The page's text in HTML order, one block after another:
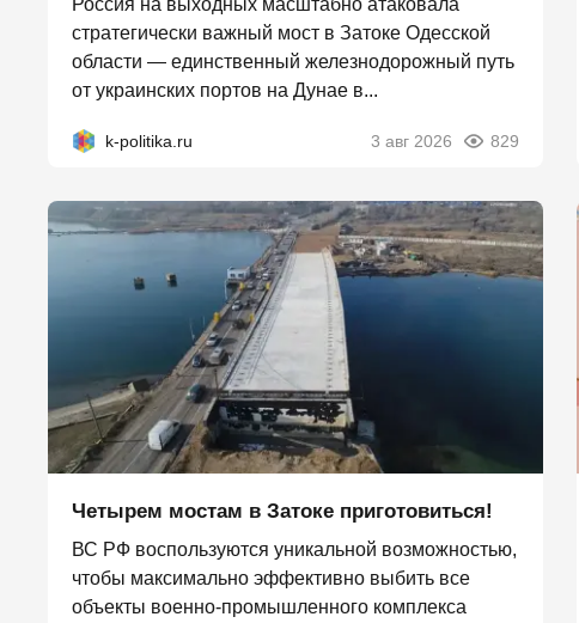
Россия на выходных масштабно атаковала
стратегически важный мост в Затоке Одесской
области — единственный железнодорожный путь
от украинских портов на Дунае в...
k-politika.ru 3 авг 2026 829
Четырем мостам в Затоке приготовиться!
ВС РФ воспользуются уникальной возможностью,
чтобы максимально эффективно выбить все
объекты военно-промышленного комплекса